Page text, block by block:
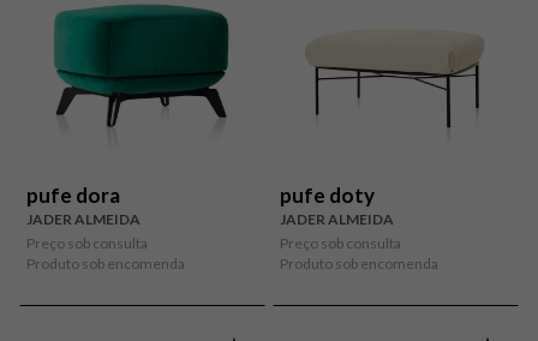
pufe dora
JADER ALMEIDA
Preço sob consulta
Produto sob encomenda
pufe doty
JADER ALMEIDA
Preço sob consulta
Produto sob encomenda